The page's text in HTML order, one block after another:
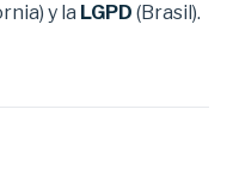
y la LGPD (Brasil).